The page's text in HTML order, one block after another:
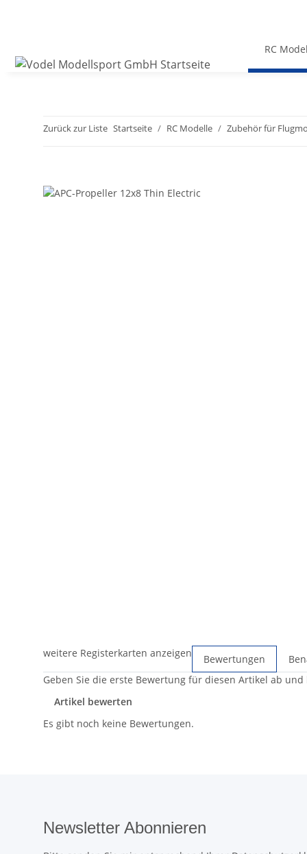
RC
Zurück zur Liste Startseite RC Modelle Zubehör für
weitere Registerkarten anzeigen Bewertungen
Geben Sie die erste Bewertung für diesen Artikel ab
Artikel bewerten
Es gibt noch keine Bewertungen.
Newsletter Abonnieren